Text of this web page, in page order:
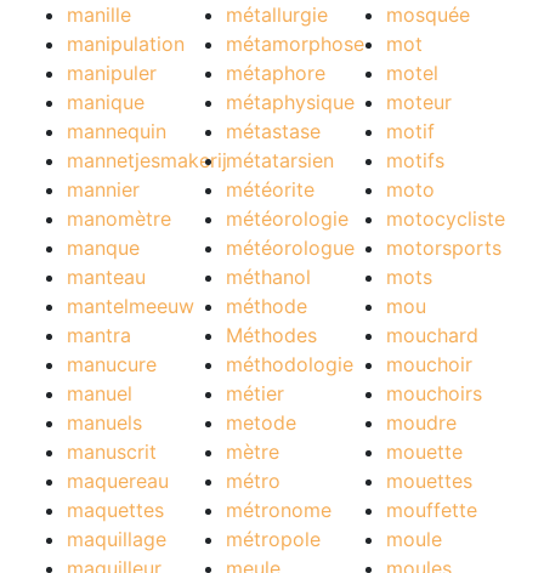
manille
manipulation
manipuler
manique
mannequin
mannetjesmakerij
mannier
manomètre
manque
manteau
mantelmeeuw
mantra
manucure
manuel
manuels
manuscrit
maquereau
maquettes
maquillage
maquilleur
métallurgie
métamorphose
métaphore
métaphysique
métastase
métatarsien
météorite
météorologie
météorologue
méthanol
méthode
Méthodes
méthodologie
métier
metode
mètre
métro
métronome
métropole
meule
mosquée
mot
motel
moteur
motif
motifs
moto
motocycliste
motorsports
mots
mou
mouchard
mouchoir
mouchoirs
moudre
mouette
mouettes
mouffette
moule
moules